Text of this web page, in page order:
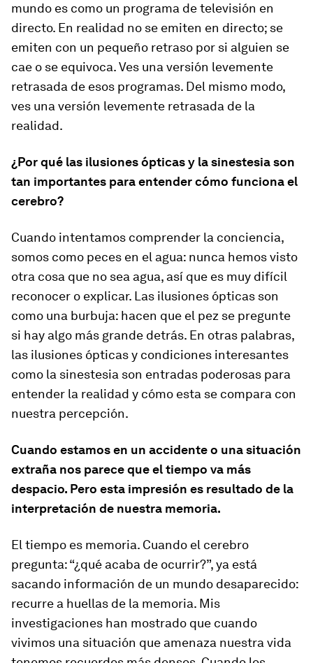
mundo es como un programa de televisión en
directo. En realidad no se emiten en directo; se
emiten con un pequeño retraso por si alguien se
cae o se equivoca. Ves una versión levemente
retrasada de esos programas. Del mismo modo,
ves una versión levemente retrasada de la
realidad.
¿Por qué las ilusiones ópticas y la sinestesia son
tan importantes para entender cómo funciona el
cerebro?
Cuando intentamos comprender la conciencia,
somos como peces en el agua: nunca hemos visto
otra cosa que no sea agua, así que es muy difícil
reconocer o explicar. Las ilusiones ópticas son
como una burbuja: hacen que el pez se pregunte
si hay algo más grande detrás. En otras palabras,
las ilusiones ópticas y condiciones interesantes
como la sinestesia son entradas poderosas para
entender la realidad y cómo esta se compara con
nuestra percepción.
Cuando estamos en un accidente o una situación
extraña nos parece que el tiempo va más
despacio. Pero esta impresión es resultado de la
interpretación de nuestra memoria.
El tiempo es memoria. Cuando el cerebro
pregunta: “¿qué acaba de ocurrir?”, ya está
sacando información de un mundo desaparecido:
recurre a huellas de la memoria. Mis
investigaciones han mostrado que cuando
vivimos una situación que amenaza nuestra vida